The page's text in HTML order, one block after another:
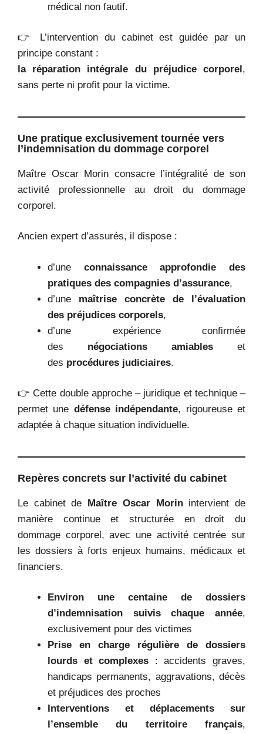
médical non fautif.
👉 L’intervention du cabinet est guidée par un
principe constant :
la réparation intégrale du préjudice corporel ,
sans perte ni profit pour la victime.
Une pratique exclusivement tournée vers
l’indemnisation du dommage corporel
Maître Oscar Morin consacre l’intégralité de son
activité professionnelle au droit du dommage
corporel.
Ancien expert d’assurés, il dispose :
d’une connaissance approfondie des
pratiques des compagnies d’assurance,
d’une maîtrise concrète de l’évaluation
des préjudices corporels,
d’une expérience confirmée
des négociations amiables et
des procédures judiciaires.
👉 Cette double approche – juridique et technique –
permet une défense indépendante, rigoureuse et
adaptée à chaque situation individuelle.
Repères concrets sur l’activité du cabinet
Le cabinet de Maître Oscar Morinintervient de
manière continue et structurée en droit du
dommage corporel, avec une activité centrée sur
les dossiers à forts enjeux humains, médicaux et
financiers.
Environ une centaine de dossiers
d’indemnisation suivis chaque année,
exclusivement pour des victimes
Prise en charge régulière de dossiers
lourds et complexes : accidents graves,
handicaps permanents, aggravations, décès
et préjudices des proches
Interventions et déplacements sur
l’ensemble du territoire français,